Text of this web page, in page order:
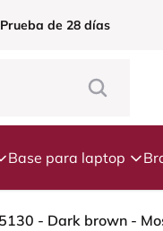
Prueba de 28 días
Base para laptop